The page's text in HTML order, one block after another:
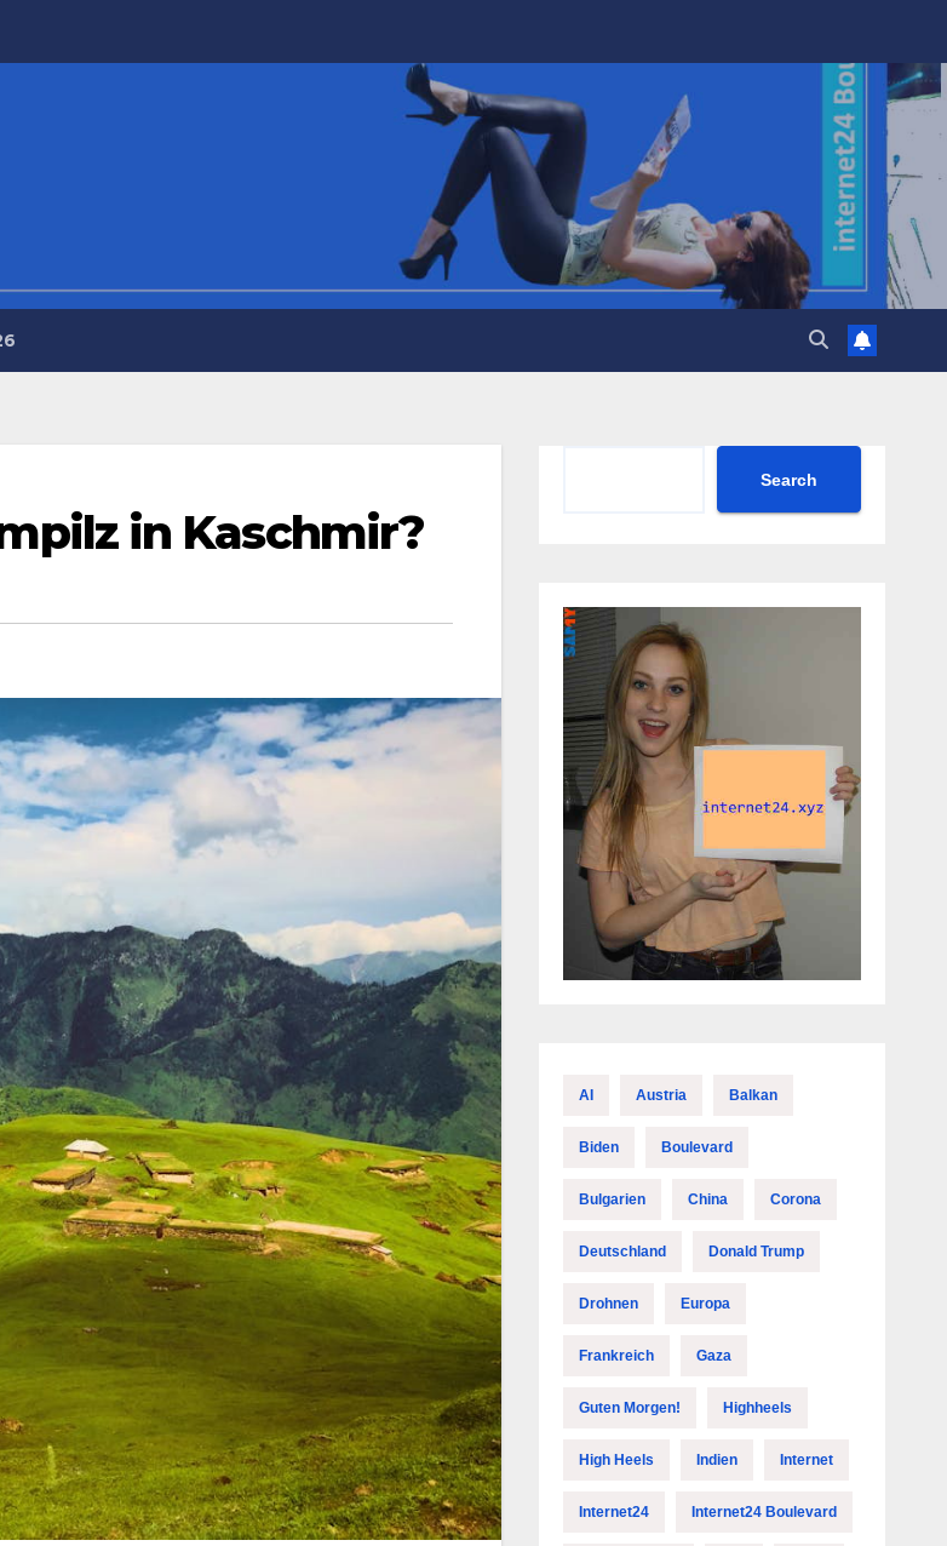
in Kaschmir?
Search
AI Austria Balkan
Biden Boulevard
Bulgarien China Corona
Deutschland Donald Trump
Drohnen Europa
Frankreich Gaza
Guten Morgen! Highheels
High Heels Indien Internet
Internet24 Internet24 Boulevard